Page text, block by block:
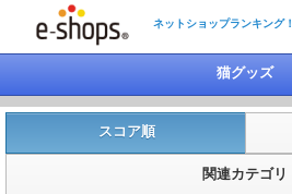
ネットショップランキング！
猫グッズ
スコア順
関連カテゴリ